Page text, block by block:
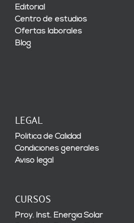
Editorial
Centro de estudios
Ofertas laborales
Blog
LEGAL
Política de Calidad
Condiciones generales
Aviso legal
CURSOS
Proy. Inst. Energía Solar